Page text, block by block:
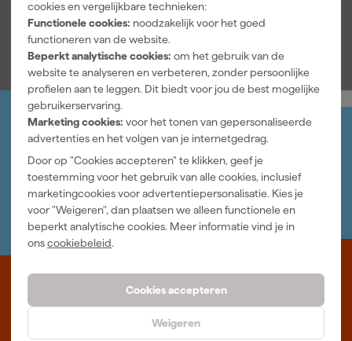
cookies en vergelijkbare technieken:
Functionele cookies: noodzakelijk voor het goed
functioneren van de website.
Beperkt analytische cookies: om het gebruik van de
website te analyseren en verbeteren, zonder persoonlijke
profielen aan te leggen. Dit biedt voor jou de best mogelijke
gebruikerservaring.
Marketing cookies: voor het tonen van gepersonaliseerde
advertenties en het volgen van je internetgedrag.
Door op "Cookies accepteren" te klikken, geef je
toestemming voor het gebruik van alle cookies, inclusief
marketingcookies voor advertentiepersonalisatie. Kies je
voor "Weigeren", dan plaatsen we alleen functionele en
beperkt analytische cookies. Meer informatie vind je in
onscookiebeleid.
Cookies accepteren
Weigeren
Bekijk alle kenmerken
Jouw account
Log-in en beheer je bestellingen en gegevens
Nieuwsbrief
Inschrijven wekelijkse nieuwsbrief
Wij helpen je graag
Neem contact op met één van onze specialisten.
Waar staat Gereedschapcentrum voor
Professioneel gereedschap met advies op maat: wij zijn dé online
specialist, wat je project ook is. Gereedschapcentrum is Beter